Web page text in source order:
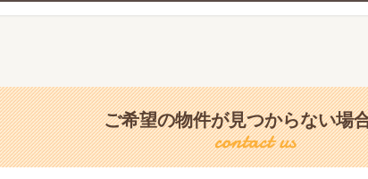
ご希望の物件が見つからない場